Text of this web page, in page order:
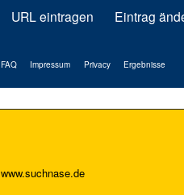
URL eintragen Eintrag
FAQ Impressum Privacy Ergebnisse
www.suchnase.de